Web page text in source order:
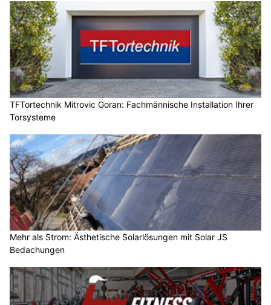
TFTortechnik Mitrovic Goran: Fachmännische Installation Ihrer
Torsysteme
Mehr als Strom: Ästhetische Solarlösungen mit Solar JS
Bedachungen